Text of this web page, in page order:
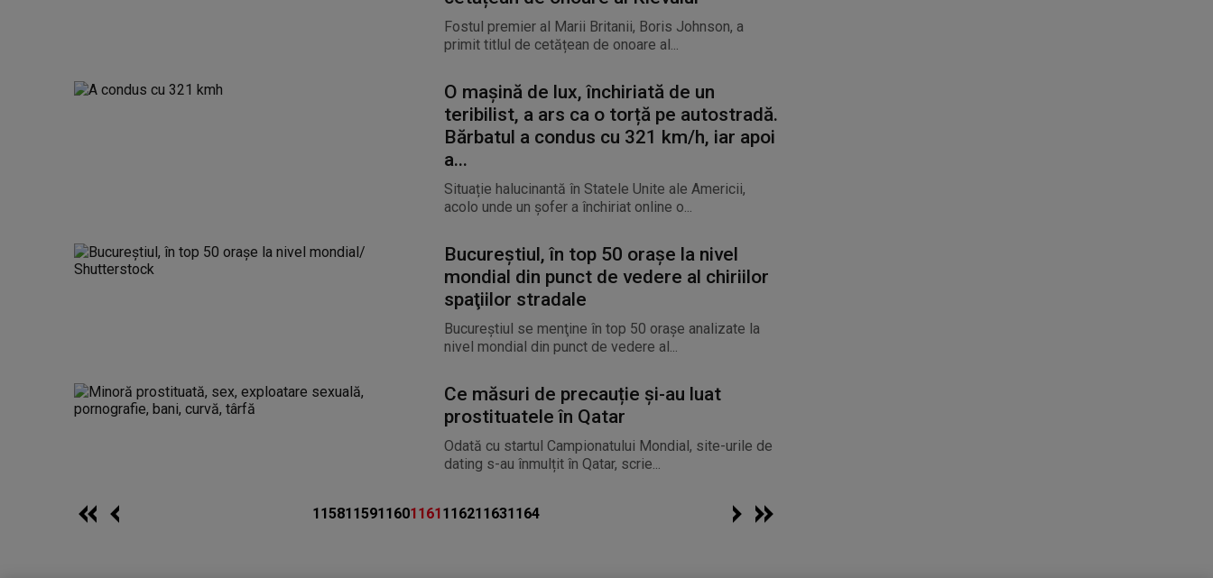
Fostul premier al Marii Britanii, Boris Johnson, a
primit titlul de cetățean de onoare al...
O mașină de lux, închiriată de un
teribilist, a ars ca o torță pe autostradă.
Bărbatul a condus cu 321 km/h, iar apoi
a...
Situație halucinantă în Statele Unite ale Americii,
acolo unde un șofer a închiriat online o...
Bucureştiul, în top 50 oraşe la nivel
mondial din punct de vedere al chiriilor
spaţiilor stradale
Bucureştiul se menţine în top 50 oraşe analizate la
nivel mondial din punct de vedere al...
Ce măsuri de precauție și-au luat
prostituatele în Qatar
Odată cu startul Campionatului Mondial, site-urile de
dating s-au înmulțit în Qatar, scrie...
1158115911601161116211631164